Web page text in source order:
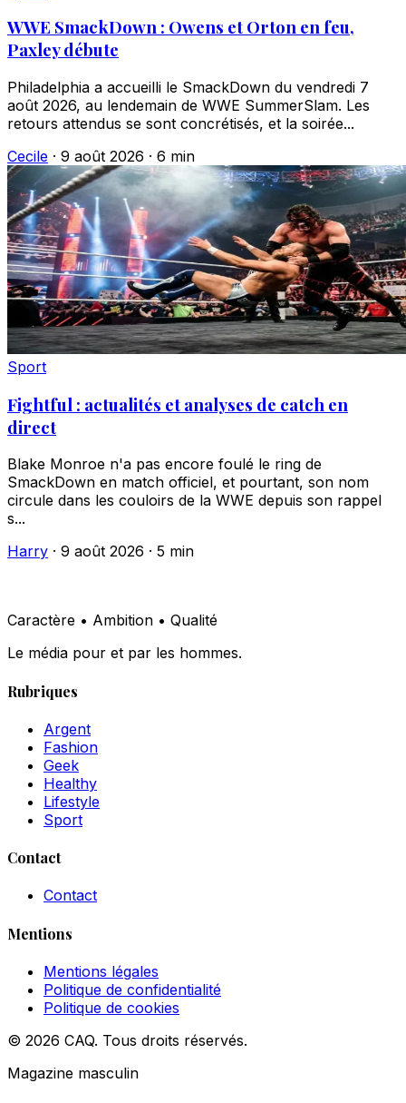
WWE SmackDown : Owens et Orton en feu,
Paxley débute
Philadelphia a accueilli le SmackDown du vendredi 7
août 2026, au lendemain de WWE SummerSlam. Les
retours attendus se sont concrétisés, et la soirée...
Cecile · 9 août 2026 · 6 min
Sport
Fightful : actualités et analyses de catch en
direct
Blake Monroe n'a pas encore foulé le ring de
SmackDown en match officiel, et pourtant, son nom
circule dans les couloirs de la WWE depuis son rappel
s...
Harry · 9 août 2026 · 5 min
Caractère • Ambition • Qualité
Le média pour et par les hommes.
Rubriques
Argent
Fashion
Geek
Healthy
Lifestyle
Sport
Contact
Contact
Mentions
Mentions légales
Politique de confidentialité
Politique de cookies
© 2026 CAQ. Tous droits réservés.
Magazine masculin